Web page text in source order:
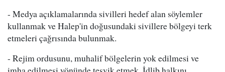
- Medya açıklamalarında sivilleri hedef alan söylemler
kullanmak ve Halep'in doğusundaki sivillere bölgeyi terk
etmeleri çağrısında bulunmak.
- Rejim ordusunu, muhalif bölgelerin yok edilmesi ve